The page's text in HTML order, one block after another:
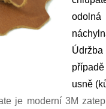
usně
je moderní 3M